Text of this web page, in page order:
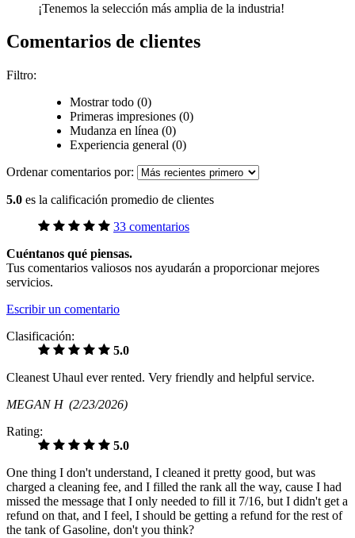
¡Tenemos la selección más amplia de la industria!
Comentarios de clientes
Filtro:
Mostrar todo (0)
Primeras impresiones (0)
Mudanza en línea (0)
Experiencia general (0)
Ordenar comentarios por:
5.0 es la calificación promedio de clientes
33 comentarios
Cuéntanos qué piensas.
Tus comentarios valiosos nos ayudarán a proporcionar mejores
servicios.
Escribir un comentario
Clasificación:
5.0
Cleanest Uhaul ever rented. Very friendly and helpful service.
MEGAN H (2/23/2026)
Rating:
5.0
One thing I don't understand, I cleaned it pretty good, but was
charged a cleaning fee, and I filled the rank all the way, cause I had
missed the message that I only needed to fill it 7/16, but I didn't get a
refund on that, and I feel, I should be getting a refund for the rest of
the tank of Gasoline, don't you think?